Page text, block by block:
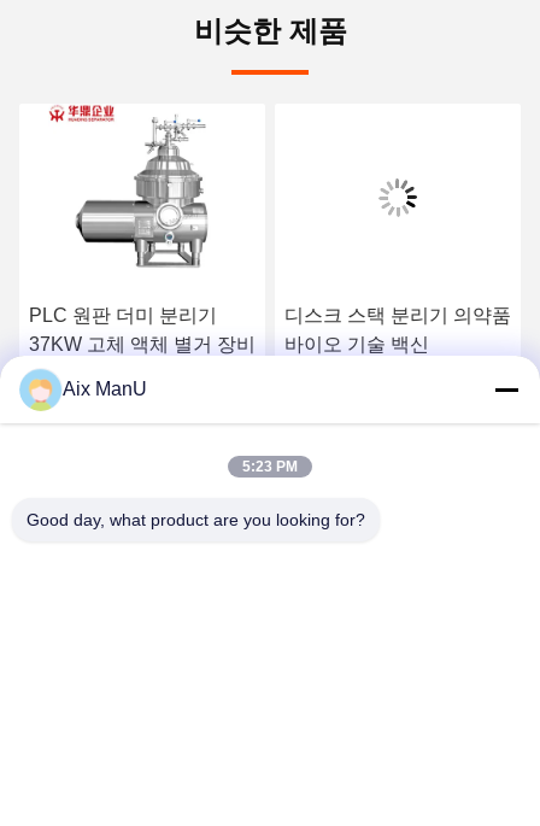
비슷한 제품
PLC 원판 더미 분리기
37KW 고체 액체 별거 장비
가장 좋은 가격 을 구하
디스크 스택 분리기 의약품
바이오 기술 백신
가장 좋은 가격 을 구하
Aix ManU
5:23 PM
Good day, what product are you looking for?